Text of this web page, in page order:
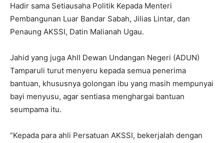
Hadir sama Setiausaha Politik Kepada Menteri
Pembangunan Luar Bandar Sabah, Jilias Lintar, dan
Penaung AKSSI, Datin Malianah Ugau.
Jahid yang juga AhlI Dewan Undangan Negeri (ADUN)
Tamparuli turut menyeru kepada semua penerima
bantuan, khususnya golongan ibu yang masih mempunyai
bayi menyusu, agar sentiasa menghargai bantuan
seumpama itu.
“Kepada para ahli Persatuan AKSSI, bekerjalah dengan